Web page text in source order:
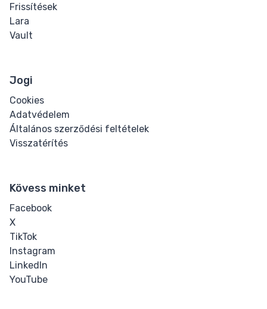
Frissítések
Lara
Vault
Jogi
Cookies
Adatvédelem
Általános szerződési feltételek
Visszatérítés
Kövess minket
Facebook
X
TikTok
Instagram
LinkedIn
YouTube